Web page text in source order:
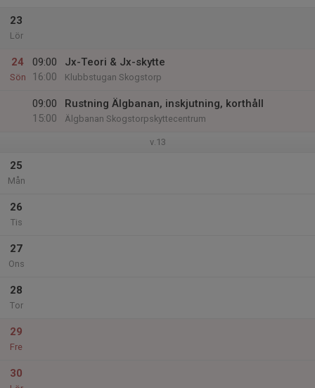
23
Lör
24
Sön
09:00
16:00
Jx-Teori & Jx-skytte
Klubbstugan Skogstorp
09:00
15:00
Rustning Älgbanan, inskjutning, korthåll
Älgbanan Skogstorpskyttecentrum
v.13
25
Mån
26
Tis
27
Ons
28
Tor
29
Fre
30